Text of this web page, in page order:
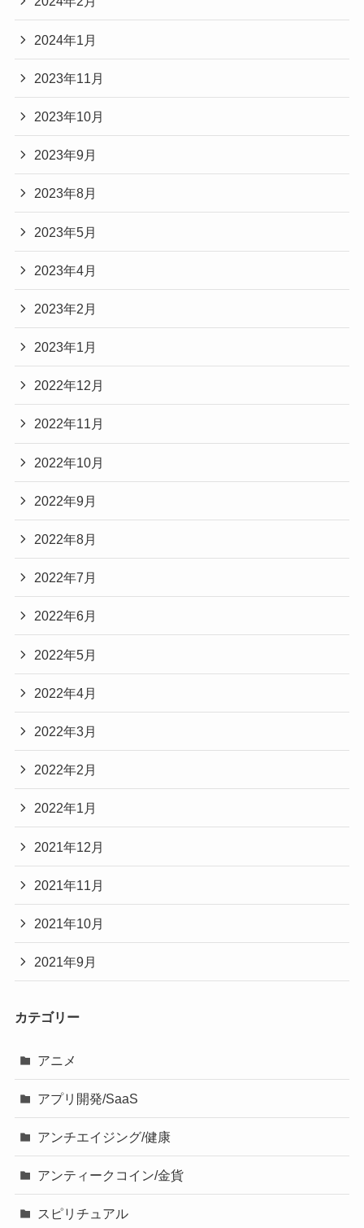
2024年1月
2023年11月
2023年10月
2023年9月
2023年8月
2023年5月
2023年4月
2023年2月
2023年1月
2022年12月
2022年11月
2022年10月
2022年9月
2022年8月
2022年7月
2022年6月
2022年5月
2022年4月
2022年3月
2022年2月
2022年1月
2021年12月
2021年11月
2021年10月
2021年9月
カテゴリー
アニメ
アプリ開発/SaaS
アンチエイジング/健康
アンティークコイン/金貨
スピリチュアル